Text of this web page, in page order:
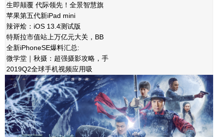
生即颠覆 代际领先！全景智慧旗
苹果第五代新iPad mini
辣评烩：iOS 13.4测试版
特斯拉市值站上万亿元大关，BB
全新iPhoneSE爆料汇总:
微学堂｜秋摄：超强摄影攻略，手
2019Q2全球手机视频应用吸